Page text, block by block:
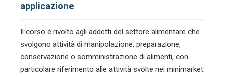
applicazione
Il corso è rivolto agli addetti del settore alimentare che
svolgono attività di manipolazione, preparazione,
conservazione o somministrazione di alimenti, con
particolare riferimento alle attività svolte nei minimarket.